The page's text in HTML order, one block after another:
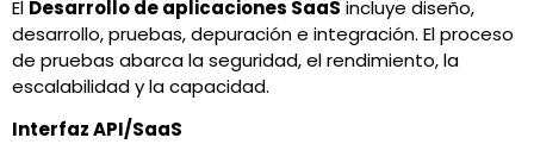
El Desarrollo de aplicaciones SaaS incluye diseño,
desarrollo, pruebas, depuración e integración. El proceso
de pruebas abarca la seguridad, el rendimiento, la
escalabilidad y la capacidad.
Interfaz API/SaaS